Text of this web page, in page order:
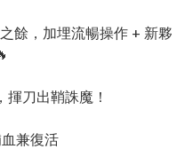
餘，加埋流暢操作 + 新夥
揮刀出鞘誅魔！
兼復活